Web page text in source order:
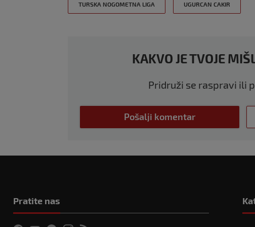
TURSKA NOGOMETNA LIGA UGURCAN CAKIR
KAKVO JE TVOJE
Pridruži se raspravi ili
Pošalji komentar
Pratite nas